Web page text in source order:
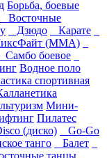
Борьба, боевые
Восточные
Дзюдо
Карате
(ММА)
Самбо боевое
Водное поло
спортивная
Мини-
Пилатес
(диско)
Go-Go
танго
Балет
танцы